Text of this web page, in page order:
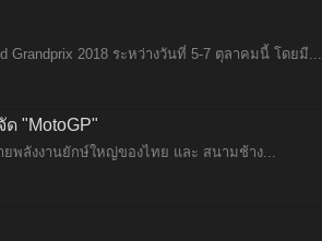
Grandprix 2018 ระหว่างวันที่ 5-7 ตุลาคมนี้ โดยมี...
"MotoGP"
ยพลังงานยักษ์ใหญ่ของไทย และ สนามช้าง...